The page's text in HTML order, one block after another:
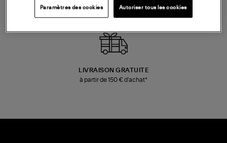
LIVRAISON GRATUITE
à partir de 150 € d'achat*
Paramètres des cookies Autoriser tous les cookies